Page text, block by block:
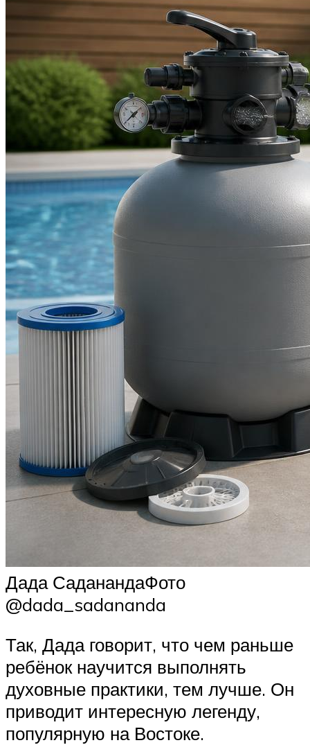
Дада СаданандаФото
@dada_sadananda
Так, Дада говорит, что чем раньше
ребёнок научится выполнять
духовные практики, тем лучше. Он
приводит интересную легенду,
популярную на Востоке.